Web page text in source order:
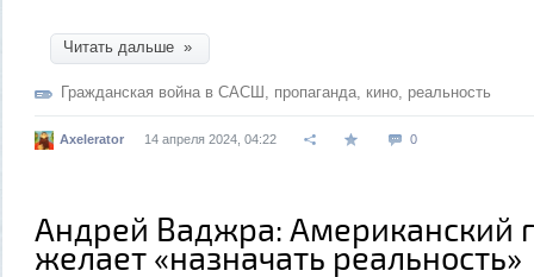
Читать дальше »
Гражданская война в САСШ пропаганда кино реальность
Axelerator 14 апреля 2024, 04:22 0
Андрей Ваджра: Американский
желает «назначать реальность»